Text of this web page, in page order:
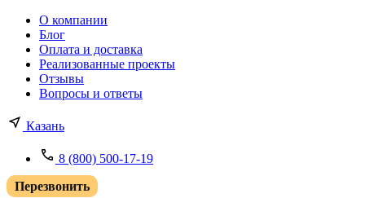
О компании
Блог
Оплата и доставка
Реализованные проекты
Отзывы
Вопросы и ответы
Казань
8 (800) 500-17-19
Перезвонить